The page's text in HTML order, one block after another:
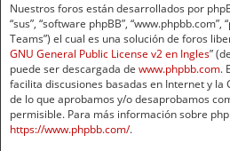
Nuestros foros están desarrollados por
“sus”, “software phpBB”, “www.phpbb.com”,
Teams”) el cual es una solución de foros
GNU General Public License v2 en Ingles”
puede ser descargada de www.phpbb.com.
facilita discusiones basadas en Internet y la
de lo que aprobamos y/o desaprobamos
permisible. Para más información sobre
https://www.phpbb.com/.